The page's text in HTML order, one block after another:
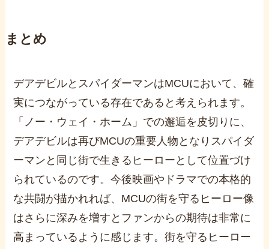
まとめ
デアデビルとスパイダーマンはMCUにおいて、確
実につながっている存在であると考えられます。
「ノー・ウェイ・ホーム」での邂逅を皮切りに、
デアデビルは再びMCUの重要人物となりスパイダ
ーマンと同じ街で生きるヒーローとして位置づけ
られているのです。今後映画やドラマでの本格的
な共闘が描かれれば、MCUの街を守るヒーロー像
はさらに深みを増すとファンからの期待は非常に
高まっているように感じます。街を守るヒーロー